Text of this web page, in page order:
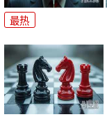
最热